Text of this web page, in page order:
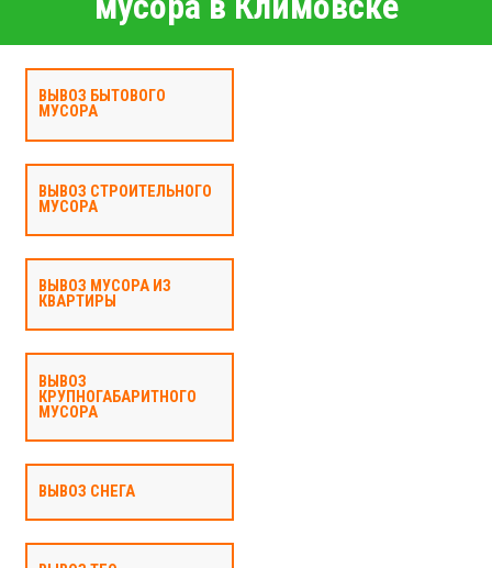
ВЫВОЗ БЫТОВОГО
МУСОРА
ВЫВОЗ СТРОИТЕЛЬНОГО
МУСОРА
ВЫВОЗ МУСОРА ИЗ
КВАРТИРЫ
ВЫВОЗ
КРУПНОГАБАРИТНОГО
МУСОРА
ВЫВОЗ СНЕГА